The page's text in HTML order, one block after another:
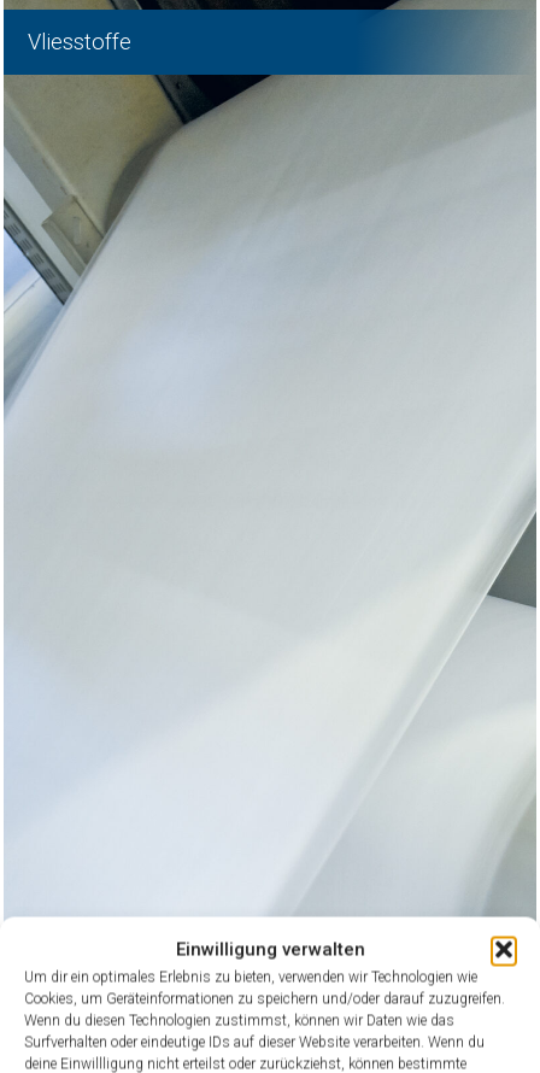
Einwilligung verwalten
Um dir ein optimales Erlebnis zu bieten, verwenden wir Technologien wie
Cookies, um Geräteinformationen zu speichern und/oder darauf zuzugreifen.
Wenn du diesen Technologien zustimmst, können wir Daten wie das
Surfverhalten oder eindeutige IDs auf dieser Website verarbeiten. Wenn du
deine Einwillligung nicht erteilst oder zurückziehst, können bestimmte
Vliesstoffe